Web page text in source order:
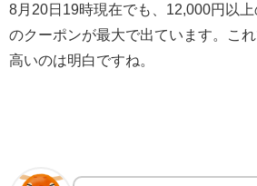
8月20日19時現在でも、12,000円以
のクーポンが最大で出ています。こ
高いのは明白ですね。